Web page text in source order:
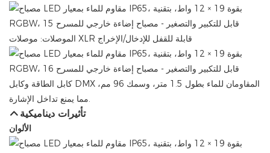
الموصلات: موصلات XLR قابلة للقفل للإدخال/الإخراج
كابل الطاقة وكابل DMX المقاومان للماء بطول 1.5 متر، وسمك 96 مم،
مما يمنع تداخل الإشارة.
تأثيرات ديناميكية
الألوان